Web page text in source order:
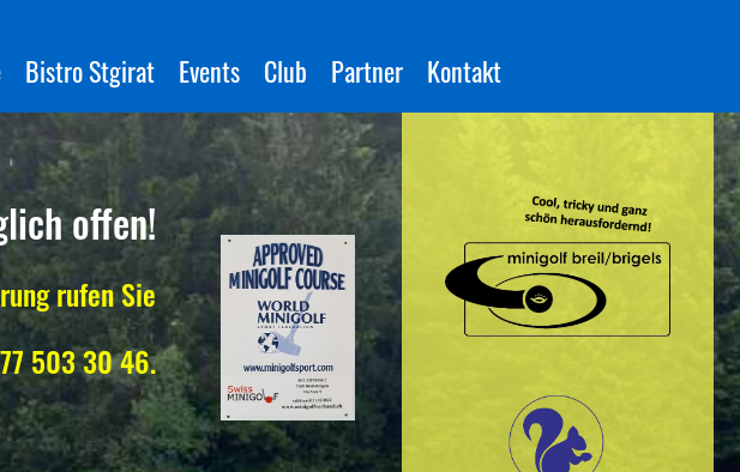
Bistro Stgirat Events Club Partner Kontakt
offen!
rufen Sie
503 30 46.